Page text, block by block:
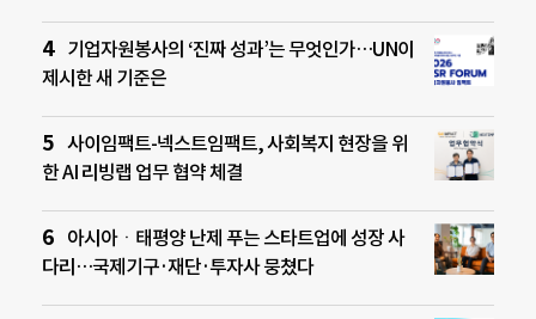
기업자원봉사의 ‘진짜 성과’는 무엇인가…UN이
제시한 새 기준은
사이임팩트-넥스트임팩트, 사회복지 현장을 위
한 AI 리빙랩 업무 협약 체결
아시아ㆍ태평양 난제 푸는 스타트업에 성장 사
다리…국제기구·재단·투자사 뭉쳤다